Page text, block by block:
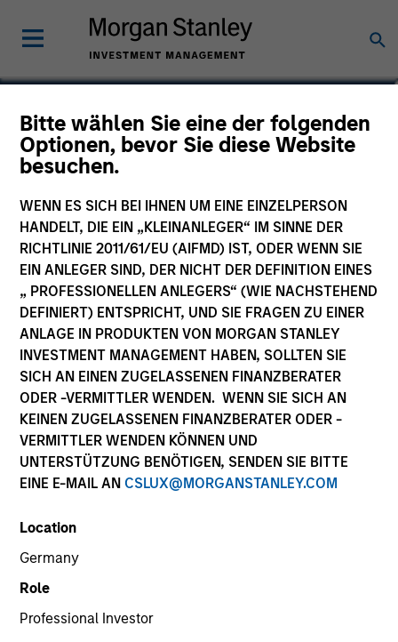
Bitte wählen Sie eine der folgenden
Optionen, bevor Sie diese Website
besuchen.
WENN ES SICH BEI IHNEN UM EINE EINZELPERSON
HANDELT, DIE EIN „KLEINANLEGER“ IM SINNE DER
RICHTLINIE 2011/61/EU (AIFMD) IST, ODER WENN SIE
EIN ANLEGER SIND, DER NICHT DER DEFINITION EINES
„ PROFESSIONELLEN ANLEGERS“ (WIE NACHSTEHEND
DEFINIERT) ENTSPRICHT, UND SIE FRAGEN ZU EINER
ANLAGE IN PRODUKTEN VON MORGAN STANLEY
INVESTMENT MANAGEMENT HABEN, SOLLTEN SIE
SICH AN EINEN ZUGELASSENEN FINANZBERATER
ODER -VERMITTLER WENDEN. WENN SIE SICH AN
KEINEN ZUGELASSENEN FINANZBERATER ODER -
VERMITTLER WENDEN KÖNNEN UND
UNTERSTÜTZUNG BENÖTIGEN, SENDEN SIE BITTE
EINE E-MAIL AN CSLUX@MORGANSTANLEY.COM
Location
Germany
Role
Professional Investor
Dima Skvortsov
Executive Director
YEARS OF INDUSTRY EXPERIENCE